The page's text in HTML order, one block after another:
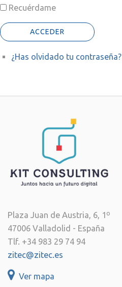
Recuérdame
ACCEDER
¿Has olvidado tu contraseña?
Plaza Juan de Austria, 6, 1º
47006 Valladolid - España
Tlf. +34 983 29 74 94
zitec@zitec.es
Ver mapa